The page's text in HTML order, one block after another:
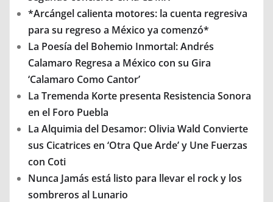
*Arcángel calienta motores: la cuenta regresiva
para su regreso a México ya comenzó*
La Poesía del Bohemio Inmortal: Andrés
Calamaro Regresa a México con su Gira
‘Calamaro Como Cantor’
La Tremenda Korte presenta Resistencia Sonora
en el Foro Puebla
La Alquimia del Desamor: Olivia Wald Convierte
sus Cicatrices en ‘Otra Que Arde’ y Une Fuerzas
con Coti
Nunca Jamás está listo para llevar el rock y los
sombreros al Lunario